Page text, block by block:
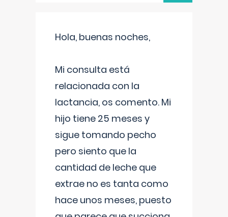
Hola, buenas noches,
Mi consulta está
relacionada con la
lactancia, os comento. Mi
hijo tiene 25 meses y
sigue tomando pecho
pero siento que la
cantidad de leche que
extrae no es tanta como
hace unos meses, puesto